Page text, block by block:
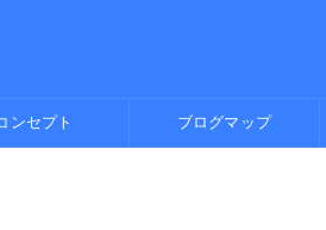
ンセプト ブログマップ